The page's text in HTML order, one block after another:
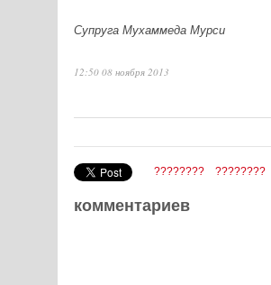
Супруга Мухаммеда Мурси
12:50 08 ноября 2013
???????? ????????
комментариев